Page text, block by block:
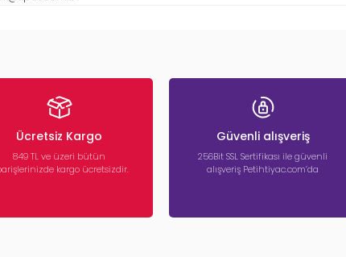
Ücretsiz Kargo
849 TL ve üzeri bütün
kargo ücretsizdir.
Güvenli alışveriş
256Bit SSL Sertifikası ile güvenli
alışveriş Petihtiyac.com’da